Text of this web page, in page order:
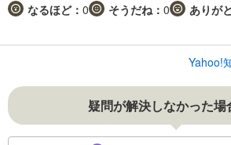
なるほど： 0 そうだね： 0 ありが
Yahoo!
疑問が解決しなかった